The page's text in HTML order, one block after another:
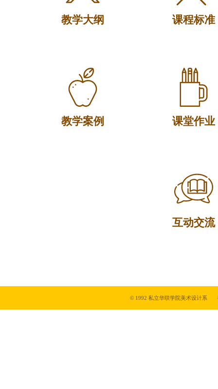
教学大纲 课程标准
教学案例 课堂作业
互动交流
© 1992 私立华联学院美术设计系